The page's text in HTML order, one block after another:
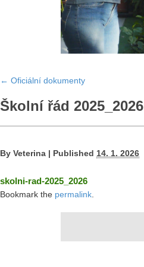
← Oficiální dokumenty
Školní řád 2025_2026
By Veterina | Published 14. 1. 2026
skolni-rad-2025_2026
Bookmark the permalink